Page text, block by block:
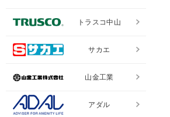
トラスコ中山
サカエ
山金工業
アダル